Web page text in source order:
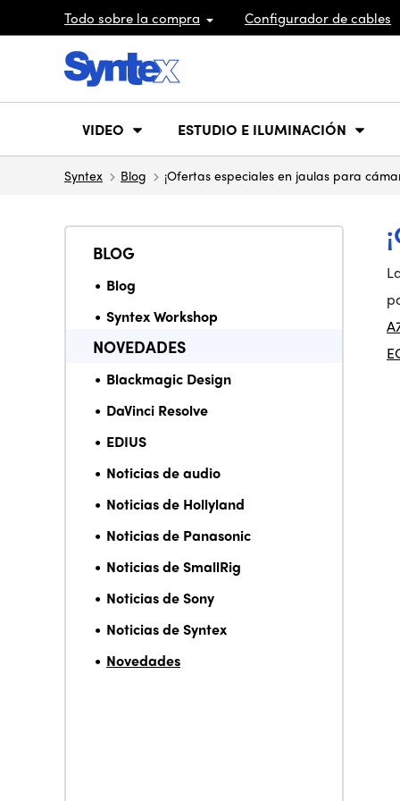
Todo sobre la compra Configurador de cables
VIDEO ESTUDIO E ILUMINACIÓN
Syntex Blog ¡Ofertas especiales en jaulas para
BLOG
Blog
Syntex Workshop
NOVEDADES
Blackmagic Design
DaVinci Resolve
EDIUS
Noticias de audio
Noticias de Hollyland
Noticias de Panasonic
Noticias de SmallRig
Noticias de Sony
Noticias de Syntex
Novedades